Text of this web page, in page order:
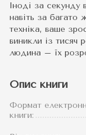
Іноді за секунду
навіть за багато
техніка, ваше
виникли із тисяч
людина – їх
Опис книги
Формат
книги: